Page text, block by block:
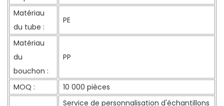
Matériau
du tube :
PE
Matériau
du
bouchon :
PP
MOQ : 10 000 pièces
Service de personnalisation d'échantillons